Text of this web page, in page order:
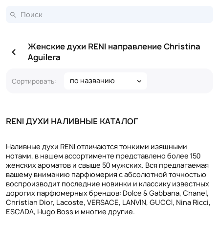
Женские духи RENI направление Christina
Aguilera
Сортировать: по названию
RENI ДУХИ НАЛИВНЫЕ КАТАЛОГ
Наливные духи RENI отличаются тонкими изящными
нотами, в нашем ассортименте представлено более 150
женских ароматов и свыше 50 мужских. Вся предлагаемая
вашему вниманию парфюмерия с абсолютной точностью
воспроизводит последние новинки и классику известных
дорогих парфюмерных брендов: Dolce & Gabbana, Chanel,
Christian Dior, Lacoste, VERSACE, LANVIN, GUCCI, Nina Ricci,
ESCADA, Hugo Boss и многие другие.